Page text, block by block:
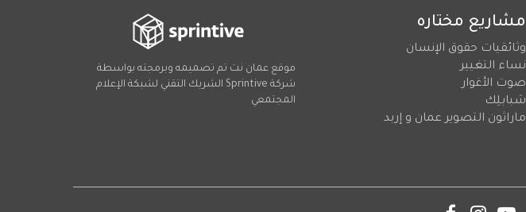
مشاريع مختاره
وثائقيات حقوق الإنسان
نساء التغيير
صوت الأغوار
شبابلِك
ماراثون التصوير عمان و إربد
موقع عمان نت تم تصميمه وبرمجته بواسطة
شركة Sprintive الشريك التقني لشبكة الإعلام
المجتمعي